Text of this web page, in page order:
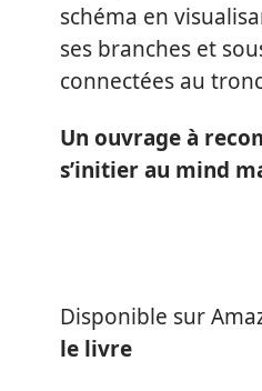
schéma en
ses branches et
connectées au
Un ouvrage à
s’initier au mind
Disponible sur
le livre